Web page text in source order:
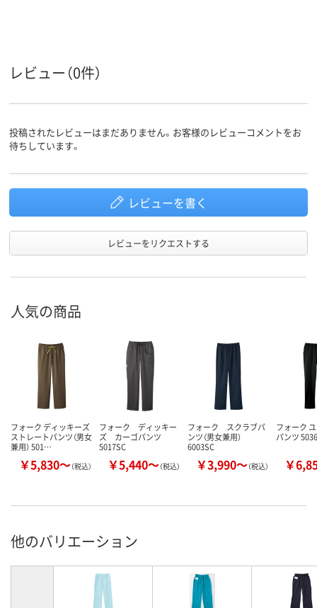
レビュー（0件）
投稿されたレビューはまだありません。お客様のレビューコメントをお
待ちしています。
レビューを書く
レビューをリクエストする
人気の商品
フォーク ディッキーズ
ストレートパンツ（男女
兼用） 501…
￥5,830～（税込）
フォーク ディッキー
ズ カーゴパンツ
5017SC
￥5,440～（税込）
フォーク スクラブパ
ンツ（男女兼用）
6003SC
￥3,990～（税込）
フォーク
パンツ
￥
他のバリエーション